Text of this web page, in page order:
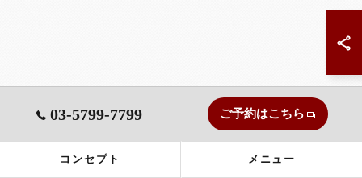
03-5799-7799 ご予約はこちら
コンセプト メニュー